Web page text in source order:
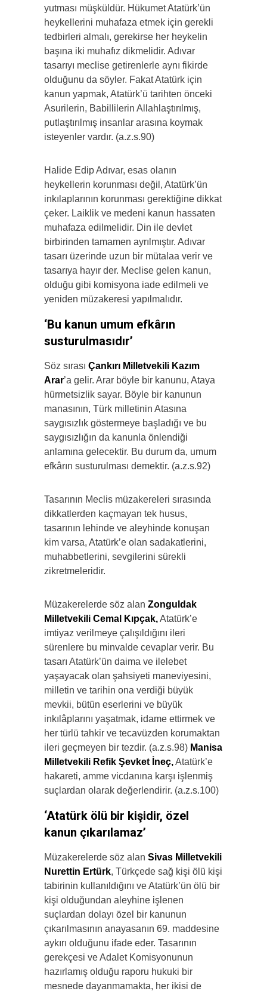
yutması müşküldür. Hükumet Atatürk’ün
heykellerini muhafaza etmek için gerekli
tedbirleri almalı, gerekirse her heykelin
başına iki muhafız dikmelidir. Adıvar
tasarıyı meclise getirenlerle aynı fikirde
olduğunu da söyler. Fakat Atatürk için
kanun yapmak, Atatürk’ü tarihten önceki
Asurilerin, Babillilerin Allahlaştırılmış,
putlaştırılmış insanlar arasına koymak
isteyenler vardır. (a.z.s.90)
Halide Edip Adıvar, esas olanın
heykellerin korunması değil, Atatürk’ün
inkılaplarının korunması gerektiğine dikkat
çeker. Laiklik ve medeni kanun hassaten
muhafaza edilmelidir. Din ile devlet
birbirinden tamamen ayrılmıştır. Adıvar
tasarı üzerinde uzun bir mütalaa verir ve
tasarıya hayır der. Meclise gelen kanun,
olduğu gibi komisyona iade edilmeli ve
yeniden müzakeresi yapılmalıdır.
‘Bu kanun umum efkârın
susturulmasıdır’
Söz sırası Çankırı Milletvekili Kazım
Arar’a gelir. Arar böyle bir kanunu, Ataya
hürmetsizlik sayar. Böyle bir kanunun
manasının, Türk milletinin Atasına
saygısızlık göstermeye başladığı ve bu
saygısızlığın da kanunla önlendiği
anlamına gelecektir. Bu durum da, umum
efkârın susturulması demektir. (a.z.s.92)
Tasarının Meclis müzakereleri sırasında
dikkatlerden kaçmayan tek husus,
tasarının lehinde ve aleyhinde konuşan
kim varsa, Atatürk’e olan sadakatlerini,
muhabbetlerini, sevgilerini sürekli
zikretmeleridir.
Müzakerelerde söz alan Zonguldak
Milletvekili Cemal Kıpçak,Atatürk’e
imtiyaz verilmeye çalışıldığını ileri
sürenlere bu minvalde cevaplar verir. Bu
tasarı Atatürk’ün daima ve ilelebet
yaşayacak olan şahsiyeti maneviyesini,
milletin ve tarihin ona verdiği büyük
mevkii, bütün eserlerini ve büyük
inkılâplarını yaşatmak, idame ettirmek ve
her türlü tahkir ve tecavüzden korumaktan
ileri geçmeyen bir tezdir. (a.z.s.98) Manisa
Milletvekili Refik Şevket İneç,Atatürk’e
hakareti, amme vicdanına karşı işlenmiş
suçlardan olarak değerlendirir. (a.z.s.100)
‘Atatürk ölü bir kişidir, özel
kanun çıkarılamaz’
Müzakerelerde söz alan Sivas Milletvekili
Nurettin Ertürk, Türkçede sağ kişi ölü kişi
tabirinin kullanıldığını ve Atatürk’ün ölü bir
kişi olduğundan aleyhine işlenen
suçlardan dolayı özel bir kanunun
çıkarılmasının anayasanın 69. maddesine
aykırı olduğunu ifade eder. Tasarının
gerekçesi ve Adalet Komisyonunun
hazırlamış olduğu raporu hukuki bir
mesnede dayanmamakta, her ikisi de